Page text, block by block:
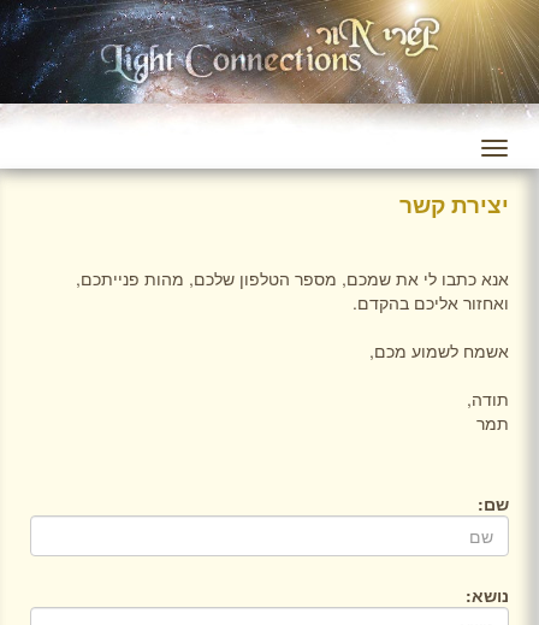
יצירת קשר
אנא כתבו לי את שמכם, מספר הטלפון שלכם, מהות פנייתכם,
ואחזור אליכם בהקדם.
אשמח לשמוע מכם,
תודה,
תמר
שם:
נושא: